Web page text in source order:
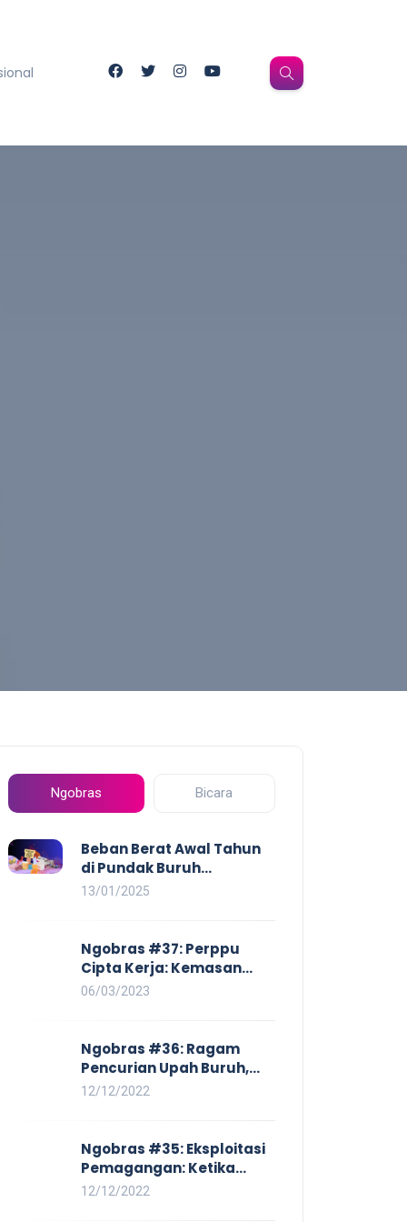
Ngobras Bicara
Beban Berat Awal Tahun
di Pundak Buruh
Perempuan: Kenaikan
Membayangi dan
Eksploitasi di Dunia Kerja
13/01/2025
Ngobras #37: Perppu
Cipta Kerja: Kemasan
Baru UU Cipta Kerja yang
06/03/2023
Ngobras #36: Ragam
Pencurian Upah Buruh,
Mulai Dari No Work No Pay
12/12/2022
Ngobras #35: Eksploitasi
Pemagangan: Ketika
Instituasi Pendidikan
12/12/2022